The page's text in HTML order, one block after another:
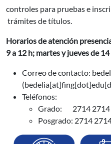
controles para pruebas e
trámites de títulos.
Horarios de atención
9 a 12 h; martes y jueves de 14
Correo de contacto:
Teléfonos:
Grado: 2714 2714
Posgrado: 2714